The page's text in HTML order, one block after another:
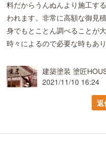
料だからうんぬんより施工す
われます。非常に高額な御見
身でもとことん調べることが
時々によるので必要な時もあり
建築塗装 塗匠
2021/11/10 16:24
返